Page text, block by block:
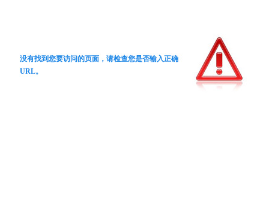
没有找到您要访问的页面，请检查您是否输入正确
URL。